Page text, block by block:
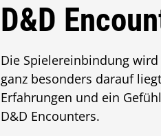
D&D
Die Spielereinbindung
ganz besonders darauf
Erfahrungen und ein
D&D Encounters.